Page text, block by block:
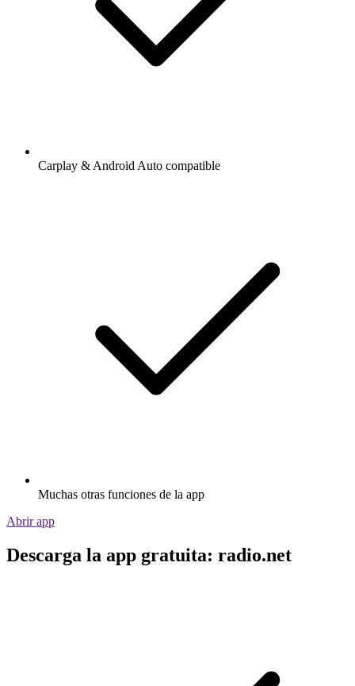
Carplay & Android Auto compatible
Muchas otras funciones de la app
Abrir app
Descarga la app gratuita: radio.net